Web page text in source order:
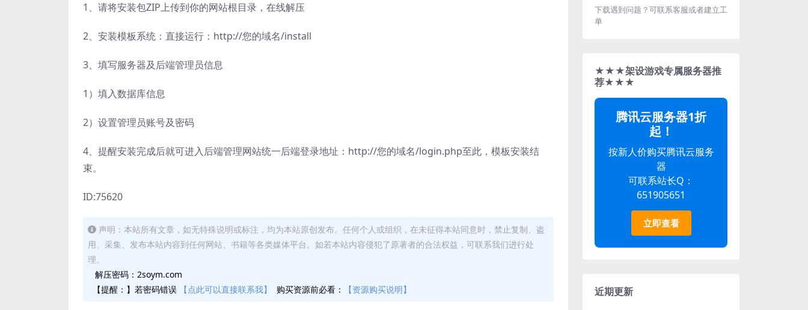
1、请将安装包ZIP上传到你的网站根目录，在线解压
2、安装模板系统：直接运行：http://您的域名/install
3、填写服务器及后端管理员信息
1）填入数据库信息
2）设置管理员账号及密码
4、提醒安装完成后就可进入后端管理网站统一后端登录地址：http://您的域名/login.php至此，模板安装结
束。
ID:75620
声明：本站所有文章，如无特殊说明或标注，均为本站原创发布。任何个人或组织，在未征得本站同意时，禁止复制、盗
用、采集、发布本站内容到任何网站、书籍等各类媒体平台。如若本站内容侵犯了原著者的合法权益，可联系我们进行处
理。
解压密码：2soym.com
【提醒：】若密码错误
【点此可以直接联系我】 购买资源前必看： 【资源购买说明】
下载遇到问题？可联系客服或者建立工
单
★★★架设游戏专属服务器推
荐★★★
腾讯云服务器1折
起！
按新人价购买腾讯云服务
器
可联系站长Q：
651905651
立即查看
近期更新